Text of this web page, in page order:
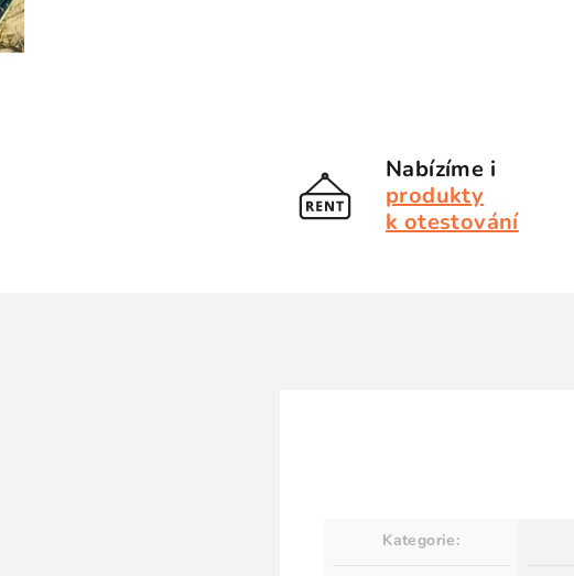
Nabízíme i
produkty
k otestování
Kategorie: